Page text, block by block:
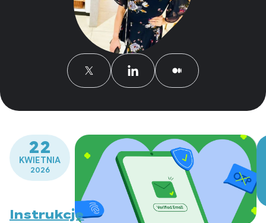
22
KWIETNIA
2026
Instrukcje